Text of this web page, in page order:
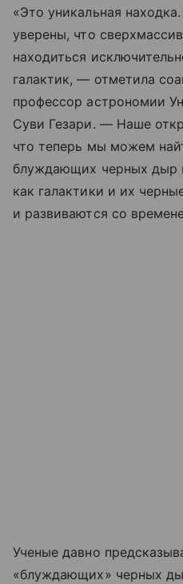
«Это уникальная
уверены, что
находиться
галактик, — отметила
профессор астрономии
Суви Гезари. — Наше
что теперь мы можем
блуждающих черных дыр
как галактики и их
и развиваются со
Ученые давно
«блуждающих» черных